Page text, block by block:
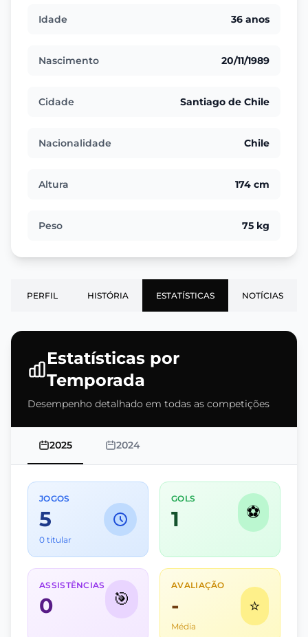
Idade 36 anos
Nascimento 20/11/1989
Cidade Santiago de Chile
Nacionalidade Chile
Altura 174 cm
Peso 75 kg
PERFIL HISTÓRIA ESTATÍSTICAS NOTÍCIAS
Estatísticas por
Temporada
Desempenho detalhado em todas as competições
2025 2024
JOGOS
5
0 titular
GOLS
1 ⚽
ASSISTÊNCIAS
0 🎯
AVALIAÇÃO
-
Média
⭐